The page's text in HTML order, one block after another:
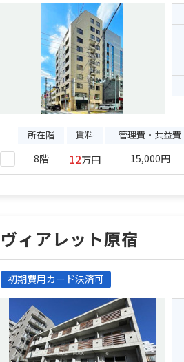
所在階 賃料 管理費・共益費
8階 12万円 15,000円
ヴィアレット原宿
初期費用カード決済可